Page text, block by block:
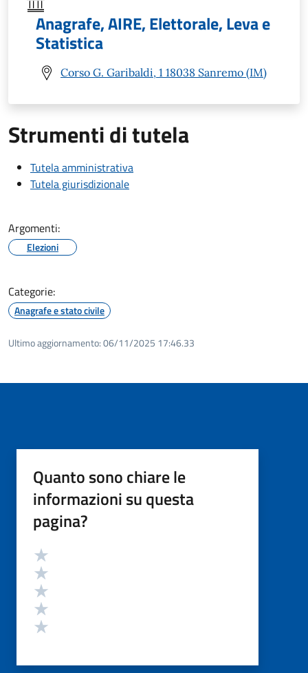
Anagrafe, AIRE, Elettorale, Leva e
Statistica
Corso G. Garibaldi, 1 18038 Sanremo (IM)
Strumenti di tutela
Tutela amministrativa
Tutela giurisdizionale
Argomenti:
Elezioni
Categorie:
Anagrafe e stato civile
Ultimo aggiornamento:06/11/2025 17:46.33
Quanto sono chiare le
informazioni su questa
pagina?
Valutazione